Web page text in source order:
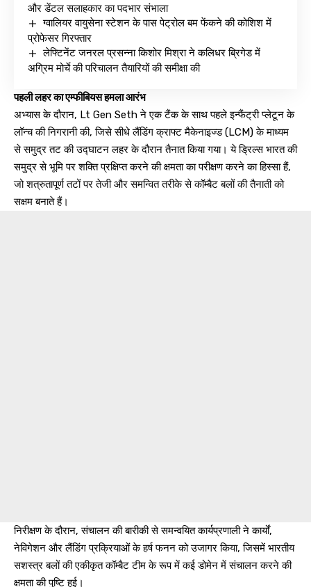
और डेंटल सलाहकार का पदभार संभाला
ग्वालियर वायुसेना स्टेशन के पास पेट्रोल बम फेंकने की कोशिश में
प्रोफेसर गिरफ्तार
लेफ्टिनेंट जनरल प्रसन्ना किशोर मिश्रा ने कलिधर ब्रिगेड में
अग्रिम मोर्चे की परिचालन तैयारियों की समीक्षा की
पहली लहर का एम्फीबियस हमला आरंभ
अभ्यास के दौरान, Lt Gen Seth ने एक टैंक के साथ पहले इन्फैंट्री प्लेटून के
लॉन्च की निगरानी की, जिसे सीधे लैंडिंग क्राफ्ट मैकेनाइज्ड (LCM) के माध्यम
से समुद्र तट की उद्घाटन लहर के दौरान तैनात किया गया। ये ड्रिल्स भारत की
समुद्र से भूमि पर शक्ति प्रक्षिप्त करने की क्षमता का परीक्षण करने का हिस्सा हैं,
जो शत्रुतापूर्ण तटों पर तेजी और समन्वित तरीके से कॉम्बैट बलों की तैनाती को
सक्षम बनाते हैं।
निरीक्षण के दौरान, संचालन की बारीकी से समन्वयित कार्यप्रणाली ने कार्यों,
नेविगेशन और लैंडिंग प्रक्रियाओं के हर्ष फनन को उजागर किया, जिसमें भारतीय
सशस्त्र बलों की एकीकृत कॉम्बैट टीम के रूप में कई डोमेन में संचालन करने की
क्षमता की पुष्टि हुई।